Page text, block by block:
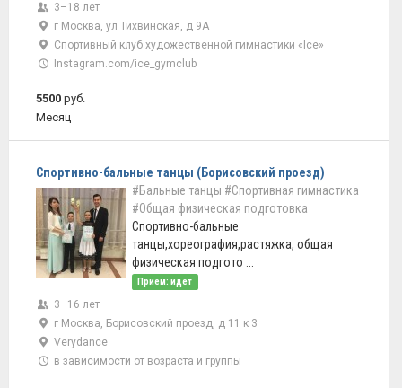
3–18 лет
г Москва, ул Тихвинская, д 9А
Спортивный клуб художественной гимнастики «Ice»
Instagram.com/ice_gymclub
5500 руб.
Месяц
Спортивно-бальные танцы (Борисовский проезд)
#Бальные танцы #Спортивная гимнастика
#Общая физическая подготовка
Спортивно-бальные
танцы,хореография,растяжка, общая
физическая подгото ...
Прием: идет
3–16 лет
г Москва, Борисовский проезд, д 11 к 3
Verydance
в зависимости от возраста и группы